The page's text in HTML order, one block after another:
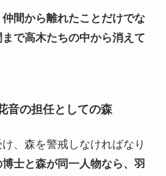
間から離れたことだけでな
で高木たちの中から消えて
音の担任としての森
、森を警戒しなければなり
博士と森が同一人物なら、羽